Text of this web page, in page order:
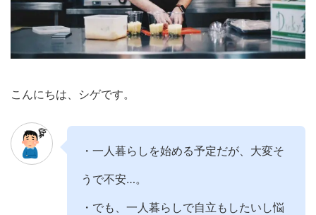
こんにちは、シゲです。
・一人暮らしを始める予定だが、大変そ
うで不安…。
・でも、一人暮らしで自立もしたいし悩